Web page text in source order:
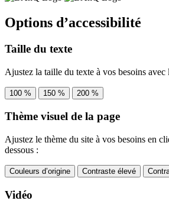
Options d’accessibilité
Taille du texte
Ajustez la taille du texte à vos besoins avec
100 % 150 % 200 %
Thème visuel de la page
Ajustez le thème du site à vos besoins en
dessous :
Couleurs d’origine Contraste élevé
Vidéo